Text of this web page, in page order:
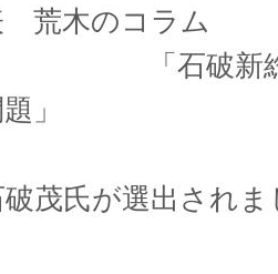
荒木のコラム
総裁が
」
茂氏が選出され